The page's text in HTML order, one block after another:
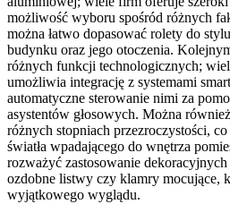
możliwość wyboru spośród różnych
można łatwo dopasować rolety do
budynku oraz jego otoczenia.
różnych funkcji technologicznych;
umożliwia integrację z systemami
automatyczne sterowanie nimi za
asystentów głosowych. Można
różnych stopniach przezroczystości,
światła wpadającego do wnętrza
rozważyć zastosowanie
ozdobne listwy czy klamry mocujące,
wyjątkowego wyglądu.